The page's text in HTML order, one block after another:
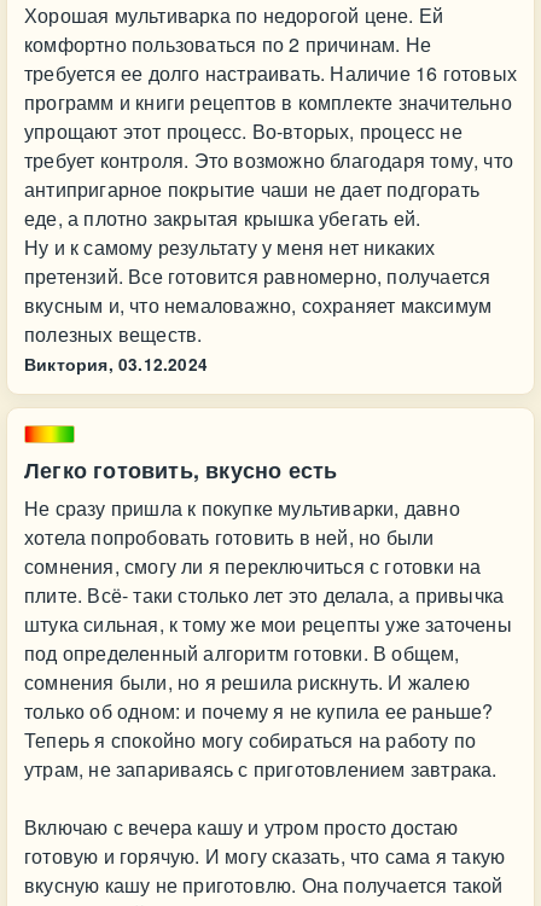
Хорошая мультиварка по недорогой цене. Ей
комфортно пользоваться по 2 причинам. Не
требуется ее долго настраивать. Наличие 16 готовых
программ и книги рецептов в комплекте значительно
упрощают этот процесс. Во-вторых, процесс не
требует контроля. Это возможно благодаря тому, что
антипригарное покрытие чаши не дает подгорать
еде, а плотно закрытая крышка убегать ей.
Ну и к самому результату у меня нет никаких
претензий. Все готовится равномерно, получается
вкусным и, что немаловажно, сохраняет максимум
полезных веществ.
Виктория, 03.12.2024
Легко готовить, вкусно есть
Не сразу пришла к покупке мультиварки, давно
хотела попробовать готовить в ней, но были
сомнения, смогу ли я переключиться с готовки на
плите. Всё- таки столько лет это делала, а привычка
штука сильная, к тому же мои рецепты уже заточены
под определенный алгоритм готовки. В общем,
сомнения были, но я решила рискнуть. И жалею
только об одном: и почему я не купила ее раньше?
Теперь я спокойно могу собираться на работу по
утрам, не запариваясь с приготовлением завтрака.
Включаю с вечера кашу и утром просто достаю
готовую и горячую. И могу сказать, что сама я такую
вкусную кашу не приготовлю. Она получается такой